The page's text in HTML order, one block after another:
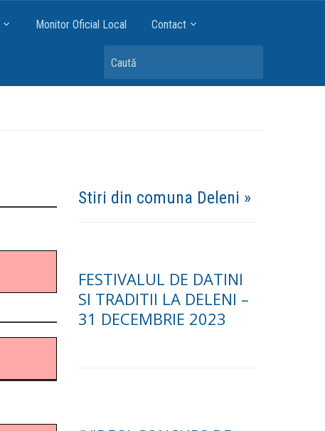
Monitor Oficial Local Contact
Caută
Stiri din comuna Deleni »
FESTIVALUL DE DATINI
SI TRADITII LA DELENI –
31 DECEMBRIE 2023